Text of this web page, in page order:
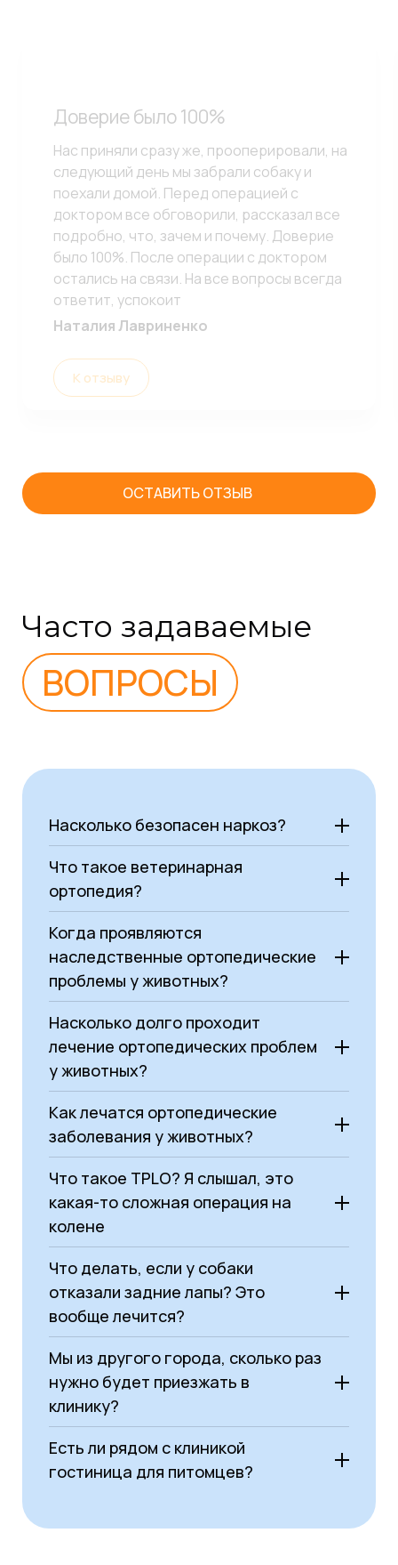
Доверие было 100%
Нас приняли сразу же, прооперировали, на
следующий день мы забрали собаку и
поехали домой. Перед операцией с
доктором все обговорили, рассказал все
подробно, что, зачем и почему. Доверие
было 100%. После операции с доктором
остались на связи. На все вопросы всегда
ответит, успокоит
Наталия Лавриненко
К отзыву
ОСТАВИТЬ ОТЗЫВ
ВОПРОСЫ
Часто задаваемые
Насколько безопасен наркоз?
Что такое ветеринарная
ортопедия?
Когда проявляются
наследственные ортопедические
проблемы у животных?
Щенячий возраст (от 4 до 10
месяцев):
Проявляетсядисплазия(особенно
у быстрорастущих крупных пород).
Щенок может быть вялым, неохотно
бегать, "зайцем" толкаться задними
лапами.
болезнь Пертеса
той-пород) — щенок начинает
хромать без видимой причины.
Почему:Кости растут быстрее, чем
укреплять.
Молодой и средний возраст (от 1 до
3 лет):
Пик травм:разрыв передней
крестообразной связки (ПКС)
Часто происходит у активных собак
Насколько долго проходит
лечение ортопедических проблем
у животных?
Как лечатся ортопедические
заболевания у животных?
Что такое TPLO? Я слышал, это
какая-то сложная операция на
колене
Что делать, если у собаки
отказали задние лапы? Это
вообще лечится?
Мы из другого города, сколько раз
нужно будет приезжать в
клинику?
Есть ли рядом с клиникой
гостиница для питомцев?